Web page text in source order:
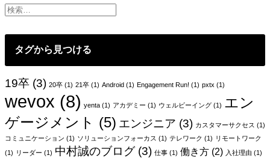
タグから見つける
19卒 (3) 20卒 (1) 21卒 (1) Android (1) Engagement Run! (1) pxtx (1)
wevox (8) yenta (1) アカデミー (1) ウェルビーイング (1) エン
ゲージメント (5) エンジニア (3) カスタマーサクセス (1)
コミュニケーション (1) ソリューションフォーカス (1) テレワーク (1) リモートワーク
(1) リーダー (1) 中村誠のブログ(3) 仕事 (1) 働き方 (2) 入社理由 (1)